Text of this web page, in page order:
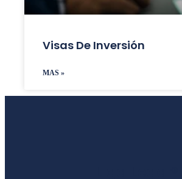
Visas De Inversión
MAS »